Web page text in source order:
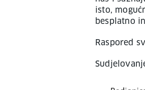
isto,
besplatno
Raspored